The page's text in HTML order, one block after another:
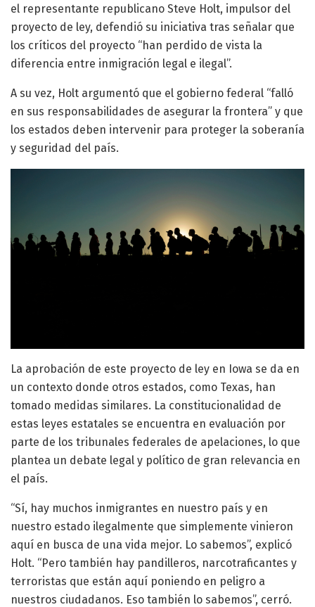
el representante republicano Steve Holt, impulsor del
proyecto de ley, defendió su iniciativa tras señalar que
los críticos del proyecto “han perdido de vista la
diferencia entre inmigración legal e ilegal”.
A su vez, Holt argumentó que el gobierno federal “falló
en sus responsabilidades de asegurar la frontera” y que
los estados deben intervenir para proteger la soberanía
y seguridad del país.
La aprobación de este proyecto de ley en Iowa se da en
un contexto donde otros estados, como Texas, han
tomado medidas similares. La constitucionalidad de
estas leyes estatales se encuentra en evaluación por
parte de los tribunales federales de apelaciones, lo que
plantea un debate legal y político de gran relevancia en
el país.
“Sí, hay muchos inmigrantes en nuestro país y en
nuestro estado ilegalmente que simplemente vinieron
aquí en busca de una vida mejor. Lo sabemos”, explicó
Holt. “Pero también hay pandilleros, narcotraficantes y
terroristas que están aquí poniendo en peligro a
nuestros ciudadanos. Eso también lo sabemos”, cerró.